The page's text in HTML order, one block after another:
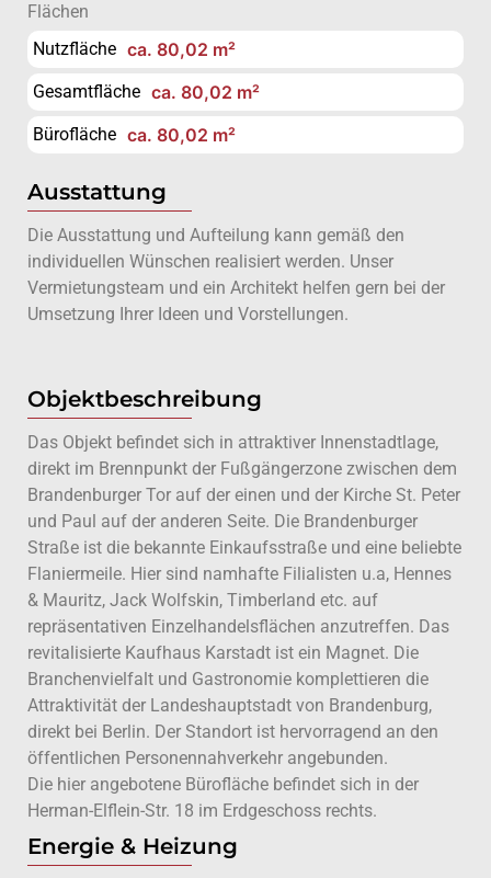
Flächen
Nutzfläche ca. 80,02 m²
Gesamtfläche ca. 80,02 m²
Bürofläche ca. 80,02 m²
Ausstattung
Die Ausstattung und Aufteilung kann gemäß den
individuellen Wünschen realisiert werden. Unser
Vermietungsteam und ein Architekt helfen gern bei der
Umsetzung Ihrer Ideen und Vorstellungen.
Objektbeschreibung
Das Objekt befindet sich in attraktiver Innenstadtlage,
direkt im Brennpunkt der Fußgängerzone zwischen dem
Brandenburger Tor auf der einen und der Kirche St. Peter
und Paul auf der anderen Seite. Die Brandenburger
Straße ist die bekannte Einkaufsstraße und eine beliebte
Flaniermeile. Hier sind namhafte Filialisten u.a, Hennes
& Mauritz, Jack Wolfskin, Timberland etc. auf
repräsentativen Einzelhandelsflächen anzutreffen. Das
revitalisierte Kaufhaus Karstadt ist ein Magnet. Die
Branchenvielfalt und Gastronomie komplettieren die
Attraktivität der Landeshauptstadt von Brandenburg,
direkt bei Berlin. Der Standort ist hervorragend an den
öffentlichen Personennahverkehr angebunden.
Die hier angebotene Bürofläche befindet sich in der
Herman-Elflein-Str. 18 im Erdgeschoss rechts.
Energie & Heizung